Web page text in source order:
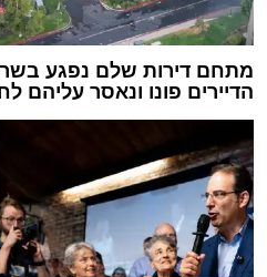
מתחם דירות שלם נפגע
הדיירים פונו ונאסר עליהם